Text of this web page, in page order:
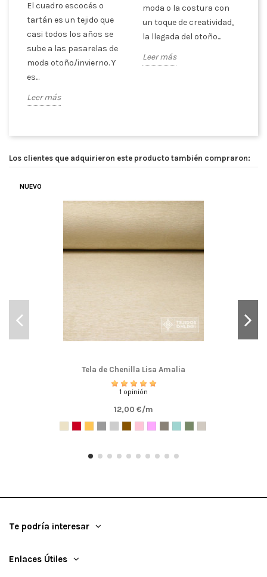
El cuadro escocés o
tartán es un tejido que
casi todos los años se
sube a las pasarelas de
moda otoño/invierno. Y
es...
Leer más
moda o la costura con
un toque de creatividad,
la llegada del otoño...
Leer más
Los clientes que adquirieron este producto también compraron:
NUEVO
Tela de Chenilla Lisa Amalia
1 opinión
12,00 €/m
Te podría interesar
Enlaces Útiles